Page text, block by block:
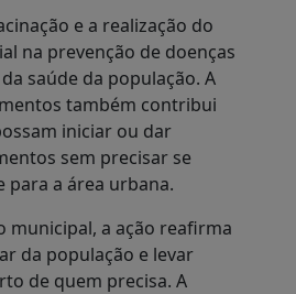
e a realização do
na prevenção de doenças
saúde da população. A
também contribui
iniciar ou dar
sem precisar se
para a área urbana.
municipal, a ação reafirma
da população e levar
de quem precisa. A